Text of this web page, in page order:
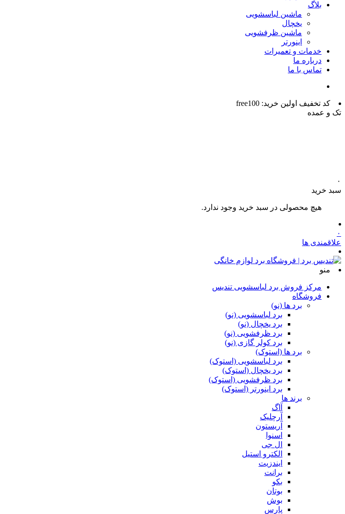
بلاگ
ماشین لباسشویی
یخچال
ماشین ظرفشویی
اینورتر
خدمات و تعمیرات
درباره ما
تماس با ما
کد تخفیف اولین خرید: free100
تک و عمده
۰
سبد خرید
هیچ محصولی در سبد خرید وجود ندارد.
۰
علاقمندی ها
منو
مرکز فروش برد لباسشویی تندیس
فروشگاه
برد ها (نو)
برد لباسشویی (نو)
برد یخچال (نو)
برد ظرفشویی (نو)
برد کولر گازی (نو)
برد ها (استوک)
برد لباسشویی (استوک)
برد یخچال (استوک)
برد ظرفشویی (استوک)
برد اینورتر (استوک)
برند ها
آاگ
آرچلیک
آریستون
اسنوا
ال جی
الکترو استیل
ایندزیت
برانت
بکو
بوتان
بوش
پارس